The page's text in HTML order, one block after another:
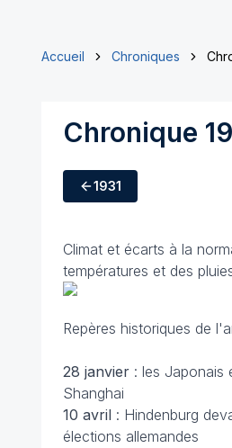
Accueil Chroniques
Chronique
1931
Climat et écarts à la
températures et des
Repères historiques de
28 janvier : les Japonais
Shanghai
10 avril: Hindenburg
élections allemandes